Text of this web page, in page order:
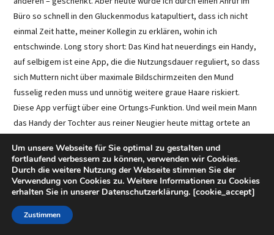
Büro so schnell in den Gluckenmodus katapultiert, dass ich nicht
einmal Zeit hatte, meiner Kollegin zu erklären, wohin ich
entschwinde. Long story short: Das Kind hat neuerdings ein Handy,
auf selbigem ist eine App, die die Nutzungsdauer reguliert, so dass
sich Muttern nicht über maximale Bildschirmzeiten den Mund
fusselig reden muss und unnötig weitere graue Haare riskiert.
Diese App verfügt über eine Ortungs-Funktion. Und weil mein Mann
das Handy der Tochter aus reiner Neugier heute mittag ortete an
mehr sein sollte (nämlich an einer Bushaltestelle), machte ich mich
dort leicht panisch auf die Suche nach einem roten Rucksack,
einem verlorenen Kind oder einem aus dem roten Rucksack
gefallenen Handy. Ich fand – nichts davon. Allerdings weiß man als
Redakteurin auch, wie hartnäckige Recherche funktioniert und nur
Um unsere Webseite für Sie optimal zu gestalten und
fortlaufend verbessern zu können, verwenden wir Cookies.
Durch die weitere Nutzung der Webseite stimmen Sie der
Verwendung von Cookies zu. Weitere Informationen zu Cookies
erhalten Sie in unserer Datenschutzerklärung. [cookie_accept]
Zustimmen